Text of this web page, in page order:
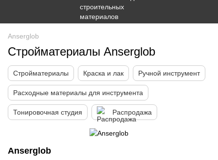
Anserglob
Стройматериалы Anserglob
Стройматериалы Краска и лак Ручной инструмент
Расходные материалы для инструмента
Тонировочная студия Распродажа
Anserglob